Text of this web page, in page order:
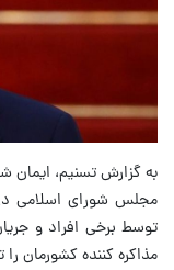
به گزارش تسنیم، ایمان
مجلس شورای اسلامی
توسط برخی افراد و
مذاکره کننده کشورمان